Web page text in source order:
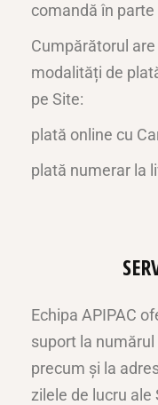
comandă în
Cumpărătorul
modalități de
pe Site:
plată online cu
plată numerar la
Echipa APIPAC
suport la
precum și la
zilele de lucru ale